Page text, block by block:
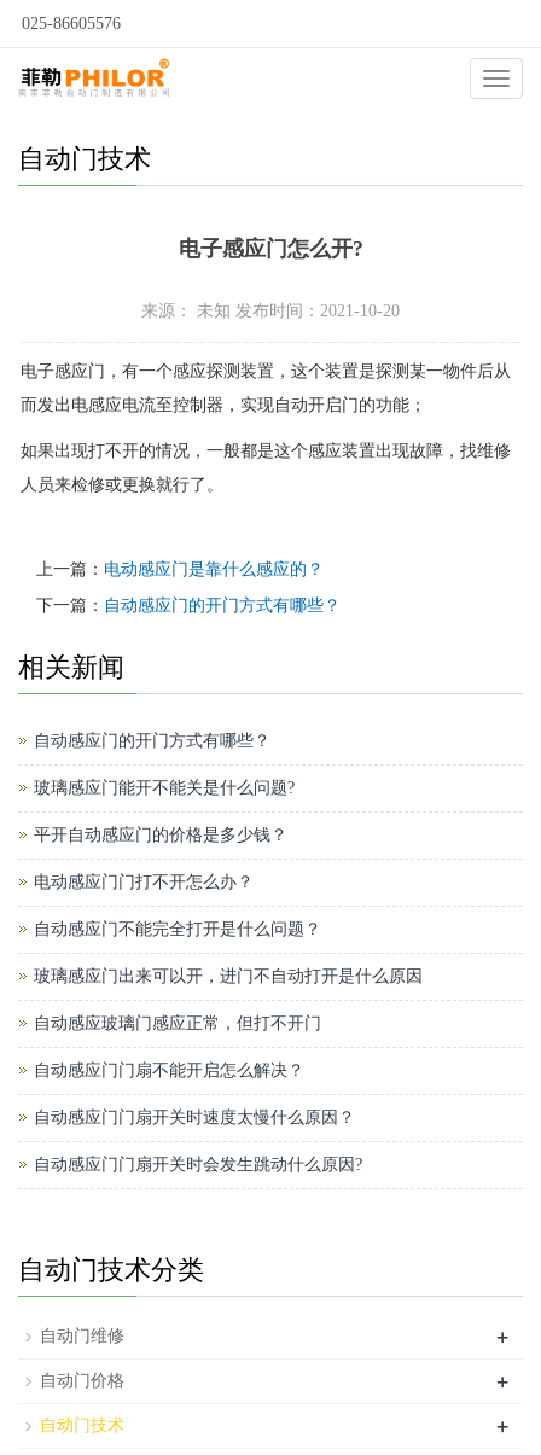
025-86605576
自动门
自动门技术
电子感应门怎么开?
来源： 未知 发布时间：2021-10-20
电子感应门，有一个感应探测装置，这个装置是探测某一物件后从
而发出电感应电流至控制器，实现自动开启门的功能；
如果出现打不开的情况，一般都是这个感应装置出现故障，找维修
人员来检修或更换就行了。
上一篇： 电动感应门是靠什么感应的？
下一篇： 自动感应门的开门方式有哪些？
相关新闻
自动感应门的开门方式有哪些？
玻璃感应门能开不能关是什么问题?
平开自动感应门的价格是多少钱？
电动感应门门打不开怎么办？
自动感应门不能完全打开是什么问题？
玻璃感应门出来可以开，进门不自动打开是什么原因
自动感应玻璃门感应正常，但打不开门
自动感应门门扇不能开启怎么解决？
自动感应门门扇开关时速度太慢什么原因？
自动感应门门扇开关时会发生跳动什么原因?
自动门技术分类
自动门维修 +
自动门价格 +
自动门技术 +